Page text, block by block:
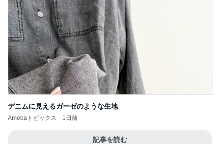
デニムに見えるガーゼのような生地
Amebaトピックス 1日前
記事を読む